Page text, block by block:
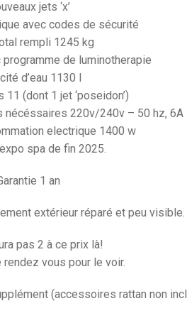
jets ‘x’
avec codes de sécurité
rempli 1245 kg
de luminotherapie
d’eau 1130 l
11 (dont 1 jet ‘poseidon’)
nécéssaires 220v/240v – 50 hz, 6A
electrique 1400 w
spa de fin 2025.
1 an
extérieur réparé et peu visible.
pas 2 à ce prix là!
vous pour le voir.
(accessoires rattan non